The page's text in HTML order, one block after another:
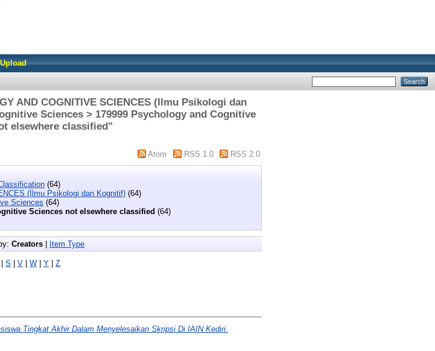
AND COGNITIVE SCIENCES (Ilmu Psikologi dan
Sciences > 179999 Psychology and Cognitive
elsewhere classified"
Atom RSS 1.0 RSS 2.0
(64)
(Ilmu Psikologi dan Kognitif) (64)
Sciences (64)
Sciences not elsewhere classified (64)
Creators | Item Type
| S | V | W | Y | Z
Tingkat Akhir Dalam Menyelesaikan Skripsi Di IAIN Kediri.